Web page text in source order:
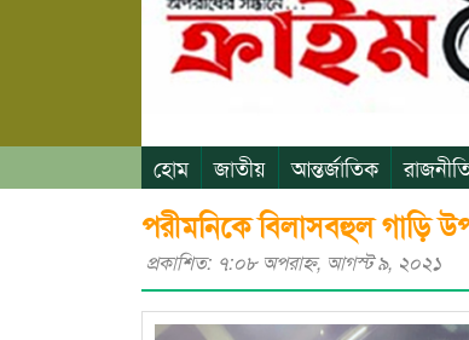
হোম জাতীয় আন্তর্জাতিক
পরীমনিকে বিলাসবহুল গাড়ি
প্রকাশিত: ৭:০৮ অপরাহ্ণ, আগস্ট ৯, ২০২১